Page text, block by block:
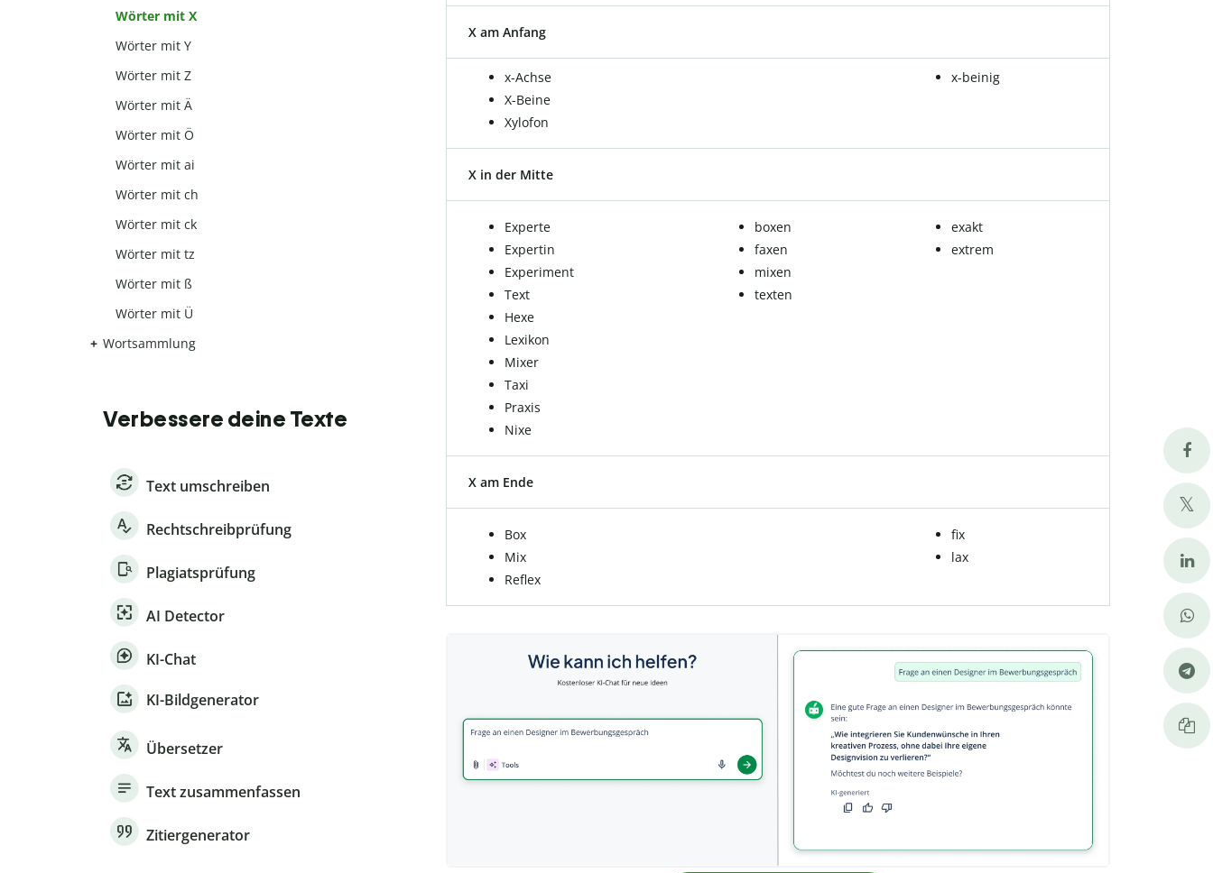
X am Anfang
x-Achse
X-Beine
Xylofon
x-beinig
X in der Mitte
Experte
Expertin
Experiment
Text
Hexe
Lexikon
Mixer
Taxi
Praxis
Nixe
boxen
faxen
mixen
texten
exakt
extrem
X am Ende
Box
Mix
Reflex
fix
lax
Wörter mit X
Wörter mit Y
Wörter mit Z
Wörter mit Ä
Wörter mit Ö
Wörter mit ai
Wörter mit ch
Wörter mit ck
Wörter mit tz
Wörter mit ß
Wörter mit Ü
Wortsammlung
Verbessere deine Texte
Text umschreiben
Rechtschreibprüfung
Plagiatsprüfung
AI Detector
KI-Chat
KI-Bildgenerator
Übersetzer
Text zusammenfassen
Zitiergenerator